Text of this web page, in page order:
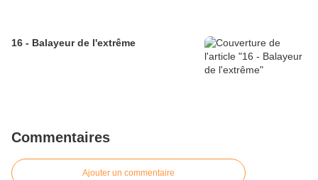
16 - Balayeur de l'extrême
Commentaires
Ajouter un commentaire